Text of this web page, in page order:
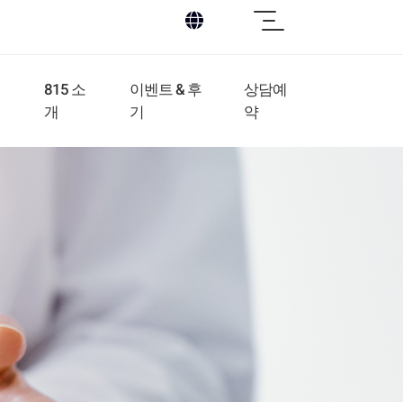
815 소
개
이벤트 & 후
기
상담예
약